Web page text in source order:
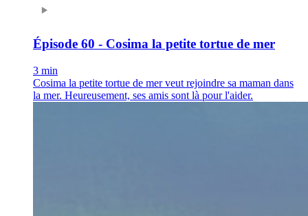
Épisode 60 - Cosima la petite tortue de mer
3 min
Cosima la petite tortue de mer veut rejoindre sa maman dans
la mer. Heureusement, ses amis sont là pour l'aider.